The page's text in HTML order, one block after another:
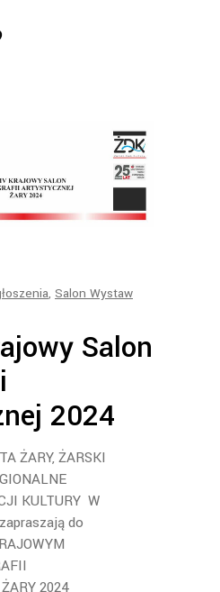
, Salon Wystaw
Salon
2024
ŻARY, ŻARSKI
KULTURY W
do
2024